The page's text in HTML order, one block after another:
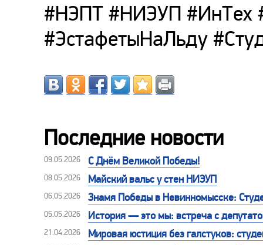
#НЭПТ #НИЭУП #ИнТех
#ЭстафетыНаЛьду
Последние новости
09.05.2026 С Днём Великой Победы!
08.05.2026 Майский вальс у стен НИЭУП
06.05.2026 Знамя Победы в Невинномысске:
05.05.2026 История — это мы: встреча с
21.04.2026 Мировая юстиция без галстуков: